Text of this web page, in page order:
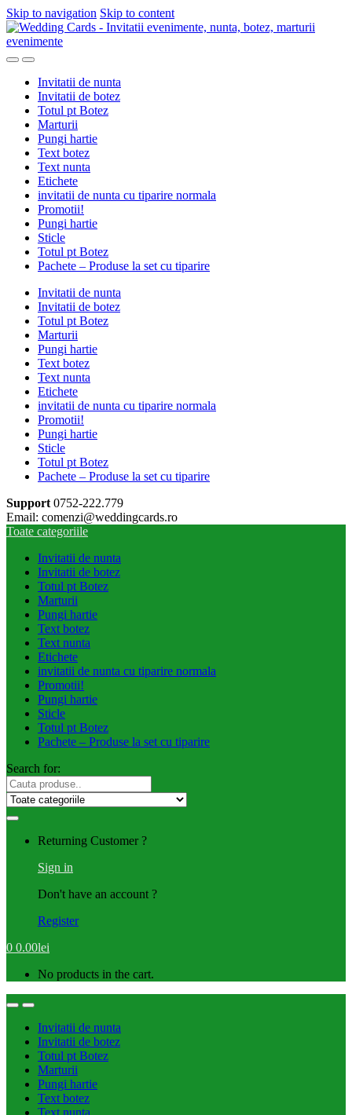
Skip to navigation Skip to content
Invitatii de nunta
Invitatii de botez
Totul pt Botez
Marturii
Pungi hartie
Text botez
Text nunta
Etichete
invitatii de nunta cu tiparire normala
Promotii!
Pungi hartie
Sticle
Totul pt Botez
Pachete – Produse la set cu tiparire
Invitatii de nunta
Invitatii de botez
Totul pt Botez
Marturii
Pungi hartie
Text botez
Text nunta
Etichete
invitatii de nunta cu tiparire normala
Promotii!
Pungi hartie
Sticle
Totul pt Botez
Pachete – Produse la set cu tiparire
Support 0752-222.779
Email: comenzi@weddingcards.ro
Toate categoriile
Invitatii de nunta
Invitatii de botez
Totul pt Botez
Marturii
Pungi hartie
Text botez
Text nunta
Etichete
invitatii de nunta cu tiparire normala
Promotii!
Pungi hartie
Sticle
Totul pt Botez
Pachete – Produse la set cu tiparire
Search for:
Returning Customer ?
Sign in
Don't have an account ?
Register
0 0.00lei
No products in the cart.
Invitatii de nunta
Invitatii de botez
Totul pt Botez
Marturii
Pungi hartie
Text botez
Text nunta